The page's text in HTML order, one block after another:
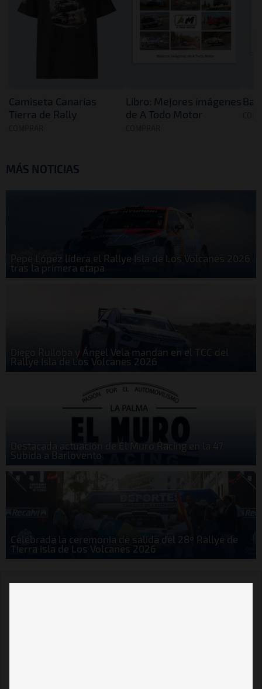
Camiseta Canarias
Tierra de Rally
Libro: Mejores imágenes
de A Todo Motor
MÁS NOTICIAS
Pepe López lidera el Rallye Isla de Los Volcanes 2026
tras la primera etapa
Diego Ruiloba y Ángel Vela mandan en el TCC del
Rallye Isla de Los Volcanes 2026
Destacada actuación de El Muro Racing en la 47
Subida a Barlovento
Celebrada la ceremonia de salida del 28º Rallye de
Tierra Isla de Los Volcanes 2026